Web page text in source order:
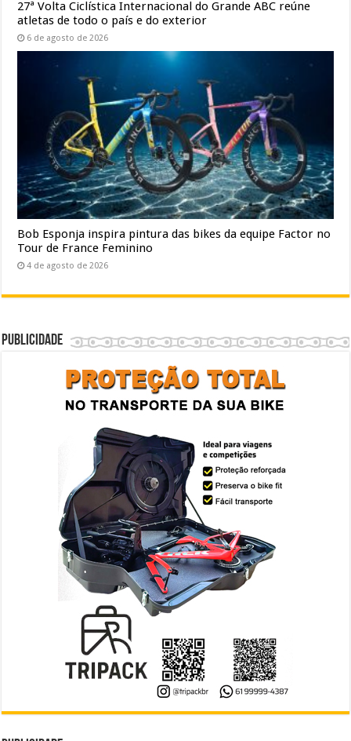
27ª Volta Ciclística Internacional do Grande ABC reúne
atletas de todo o país e do exterior
6 de agosto de 2026
Bob Esponja inspira pintura das bikes da equipe Factor no
Tour de France Feminino
4 de agosto de 2026
Publicidade